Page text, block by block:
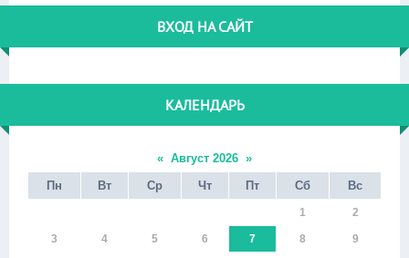
ВХОД НА САЙТ
КАЛЕНДАРЬ
« Август 2026 »
Пн
Вт Ср Чт Пт Сб Вс
1 2
3 4 5 6 7 8 9